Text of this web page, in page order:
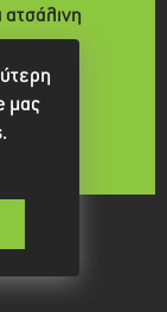
μας